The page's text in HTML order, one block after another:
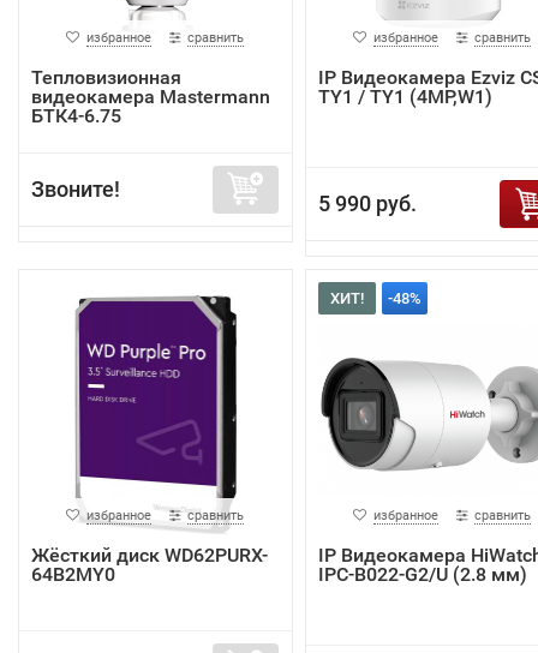
избранное сравнить
Тепловизионная
видеокамера Mastermann
БТК4-6.75
Звоните!
избранное сравнить
IP Видеокамера Ezviz
TY1 / TY1 (4MP,W1)
5 990 руб.
избранное сравнить
Жёсткий диск WD62PURX-
64B2MY0
ХИТ! -48%
избранное сравнить
IP Видеокамера
IPC-B022-G2/U (2.8 мм)